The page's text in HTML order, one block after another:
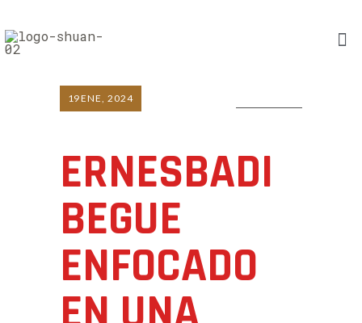
19ENE, 2024
ERNESBADI
BEGUE
ENFOCADO